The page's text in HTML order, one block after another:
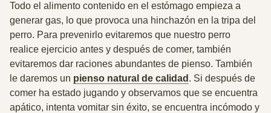
Todo el alimento contenido en el estómago empieza a
generar gas, lo que provoca una hinchazón en la tripa del
perro. Para prevenirlo evitaremos que nuestro perro
realice ejercicio antes y después de comer, también
evitaremos dar raciones abundantes de pienso. También
le daremos un pienso natural de calidad . Si después de
comer ha estado jugando y observamos que se encuentra
apático, intenta vomitar sin éxito, se encuentra incómodo y